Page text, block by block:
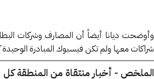
وأوضحت ديانا أيضاً أن المصارف وشركات
شراكات معها ولم تكن فيسبوك المبادرة
الملخص - أخبار منتقاة من المنطقة كل